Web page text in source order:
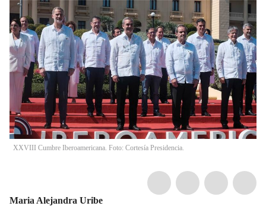
XXVIII Cumbre Iberoamericana. Foto: Cortesía Presidencia.
Maria Alejandra Uribe